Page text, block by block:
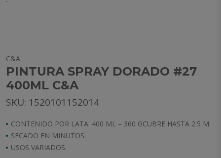
C&A
PINTURA SPRAY DORADO #27
400ML C&A
SKU: 1520101152014
CONTENIDO POR LATA: 400 ML – 360 GCUBRE HASTA 2.5 M.
SECADO EN MINUTOS.
USOS VARIADOS.